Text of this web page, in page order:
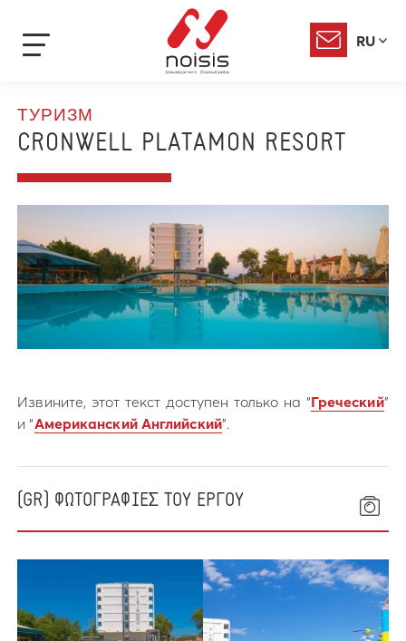
RU
ТУРИЗМ
CRONWELL PLATAMON RESORT
Извините, этот текст доступен только на “Греческий”
и “Американский Английский”.
(GR) ΦΩΤΟΓΡΑΦΙΕΣ ΤΟΥ ΕΡΓΟΥ